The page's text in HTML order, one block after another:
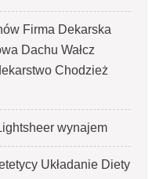
Firma Dekarska
Dachu Wałcz
Chodzież
wynajem
Układanie Diety